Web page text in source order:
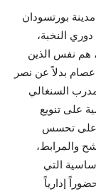
بورتسودان
النخبة،
للهلال مُشاركة (22) لاعباً، هم نفس الذين
بدلاً عن نصر
السنغالي
على تنويع
على تحسس
والمرابط،
التي
إدارياً